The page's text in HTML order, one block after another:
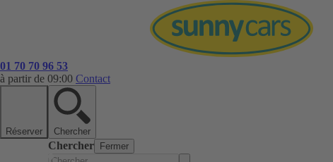
01 70 70 96 53
à partir de 09:00 Contact
Réserver Chercher
Chercher Fermer